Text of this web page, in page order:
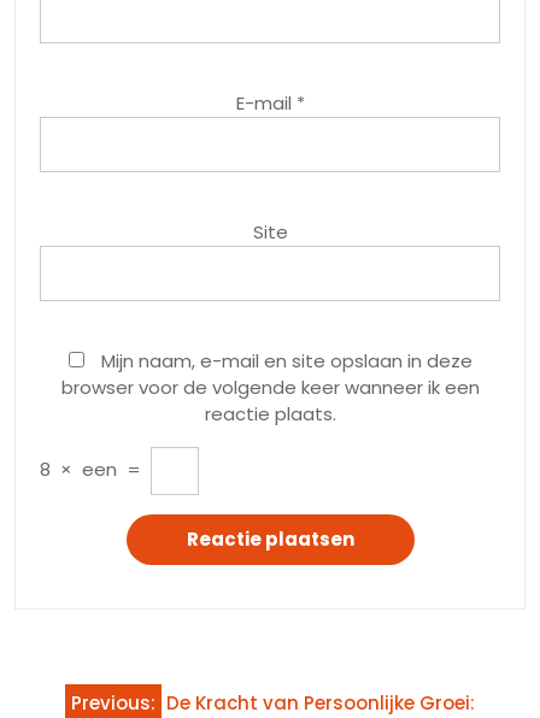
E-mail *
Site
Mijn naam, e-mail en site opslaan in deze
browser voor de volgende keer wanneer ik een
reactie plaats.
8 × een =
Bericht
Previous: De Kracht van Persoonlijke Groei: